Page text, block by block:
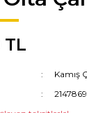
TL
Kamış